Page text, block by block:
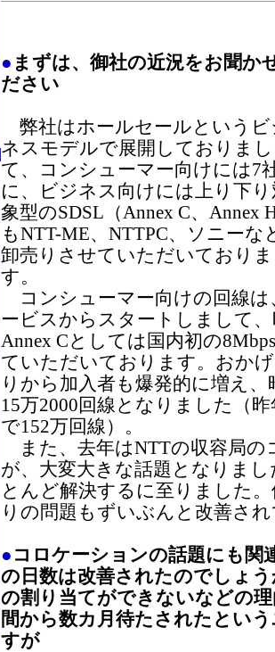
● まずは、御社の近況をお聞か
ださい
弊社はホールセールというビ
ネスモデルで展開しておりまし
て、コンシューマー向けには7
に、ビジネス向けには上り下り
象型のSDSL（Annex C、Annex
もNTT-ME、NTTPC、ソニーな
卸売りさせていただいておりま
す。
コンシューマー向けの回線は
ービスからスタートしまして
Annex Cとしては国内初の
ていただいております。おか
りから加入者も爆発的に増え
15万2000回線となりました（
で152万回線）。
また、去年はNTTの収容局の
が、大変大きな話題となりま
とんど解決するに至りました
りの問題もずいぶんと改善さ
● コロケーションの話題にも関
の日数は改善されたのでしょ
の割り当てができないなどの
間から数カ月待たされたとい
すが